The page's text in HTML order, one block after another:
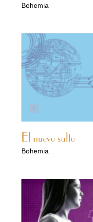
Bohemia
El nuevo salto
Bohemia